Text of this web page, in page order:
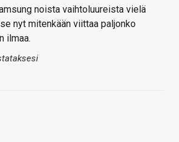
noista vaihtoluureista vielä
nyt mitenkään viittaa paljonko
ilmaa.